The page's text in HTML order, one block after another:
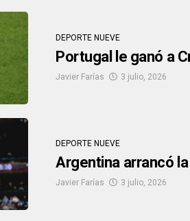
DEPORTE NUEVE
Portugal le ganó a
Javier Farías 3 julio, 2026
DEPORTE NUEVE
Argentina arrancó
Javier Farías 3 julio, 2026